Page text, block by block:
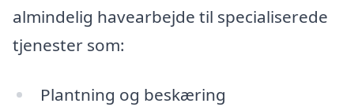
almindelig havearbejde til specialiserede
tjenester som:
Plantning og beskæring